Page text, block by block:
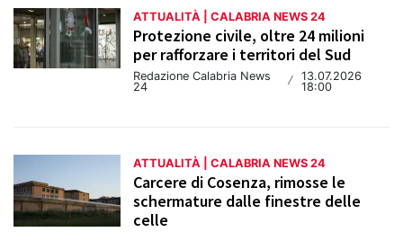
ATTUALITÀ | CALABRIA NEWS 24
Protezione civile, oltre 24 milioni
per rafforzare i territori del Sud
Redazione Calabria News
24
/ 13.07.2026
18:00
ATTUALITÀ | CALABRIA NEWS 24
Carcere di Cosenza, rimosse le
schermature dalle finestre delle
celle